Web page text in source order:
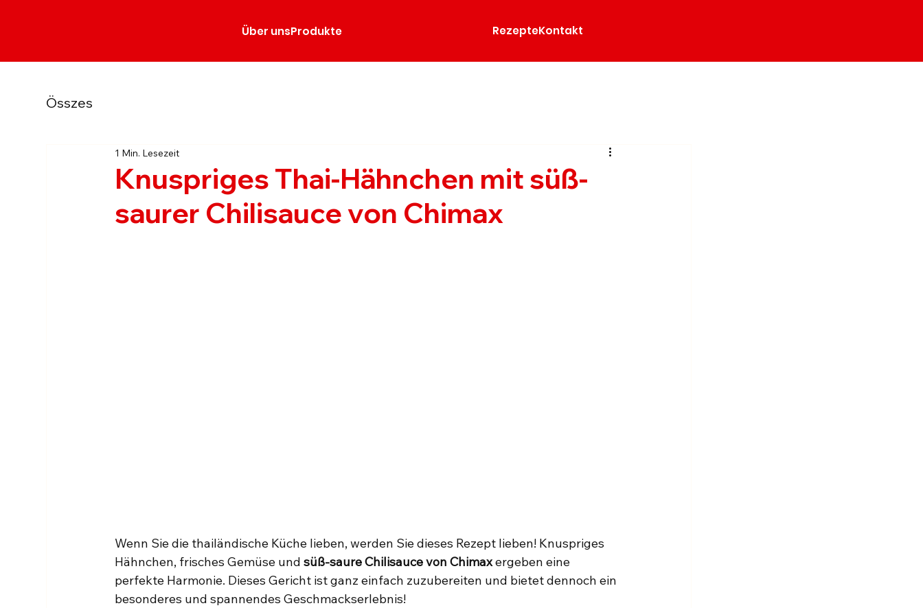
Über unsProdukte RezepteKontakt
Összes
Knuspriges Thai-Hähnchen mit süß-
saurer Chilisauce von Chimax
1 Min. Lesezeit
Wenn Sie die thailändische Küche lieben, werden Sie dieses Rezept lieben! Knuspriges
Hähnchen, frisches Gemüse und süß-saure Chilisauce von Chimax ergeben eine
perfekte Harmonie. Dieses Gericht ist ganz einfach zuzubereiten und bietet dennoch ein
besonderes und spannendes Geschmackserlebnis!